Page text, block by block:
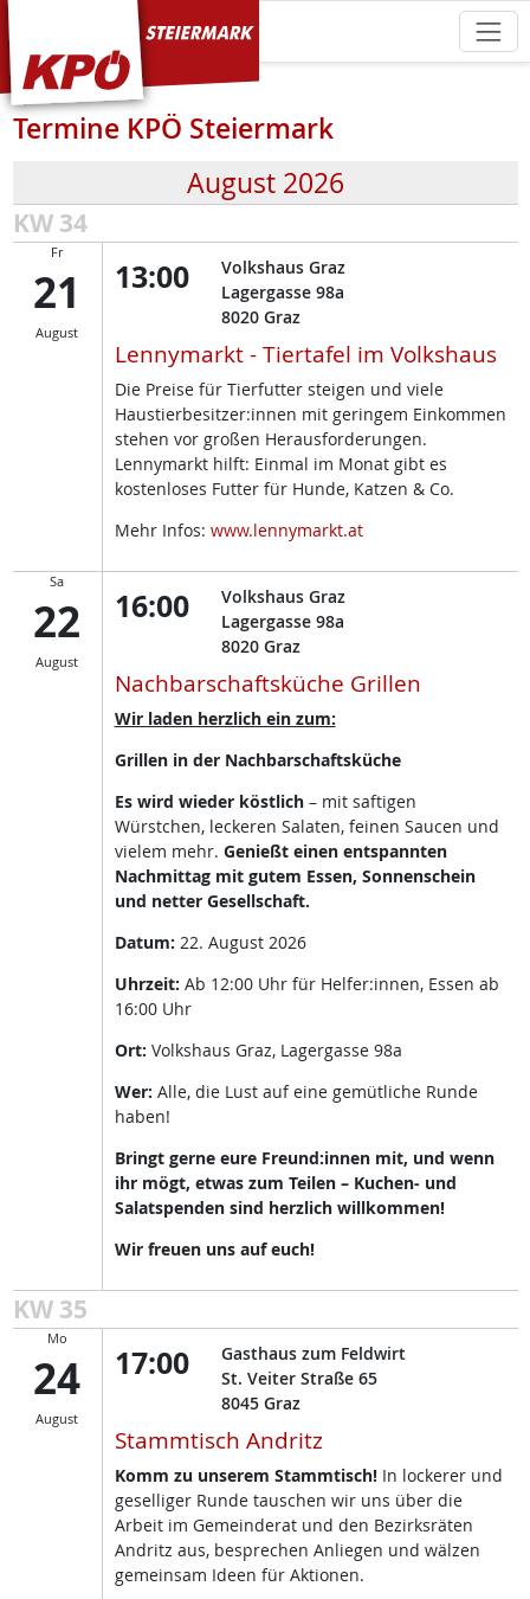
KPÖ Steiermark
Termine KPÖ Steiermark
August 2026
KW 34
Fr
21
August
13:00
Volkshaus Graz
Lagergasse 98a
8020 Graz
Lennymarkt - Tiertafel im Volkshaus
Die Preise für Tierfutter steigen und viele
Haustierbesitzer:innen mit geringem Einkommen
stehen vor großen Herausforderungen.
Lennymarkt hilft: Einmal im Monat gibt es
kostenloses Futter für Hunde, Katzen & Co.
Mehr Infos: www.lennymarkt.at
Sa
22
August
16:00
Volkshaus Graz
Lagergasse 98a
8020 Graz
Nachbarschaftsküche Grillen
Wir laden herzlich ein zum:
Grillen in der Nachbarschaftsküche
Es wird wieder köstlich – mit saftigen
Würstchen, leckeren Salaten, feinen Saucen und
vielem mehr. Genießt einen entspannten
Nachmittag mit gutem Essen, Sonnenschein
und netter Gesellschaft.
Datum: 22. August 2026
Uhrzeit: Ab 12:00 Uhr für Helfer:innen, Essen ab
16:00 Uhr
Ort: Volkshaus Graz, Lagergasse 98a
Wer: Alle, die Lust auf eine gemütliche Runde
haben!
Bringt gerne eure Freund:innen mit, und wenn
ihr mögt, etwas zum Teilen – Kuchen- und
Salatspenden sind herzlich willkommen!
Wir freuen uns auf euch!
KW 35
Mo
24
August
17:00
Gasthaus zum Feldwirt
St. Veiter Straße 65
8045 Graz
Stammtisch Andritz
Komm zu unserem Stammtisch!In lockerer und
geselliger Runde tauschen wir uns über die
Arbeit im Gemeinderat und den Bezirksräten
Andritz aus, besprechen Anliegen und wälzen
gemeinsam Ideen für Aktionen.